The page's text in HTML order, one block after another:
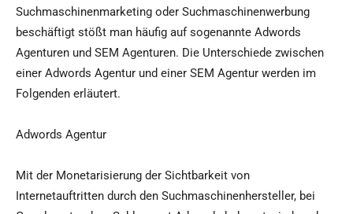
Suchmaschinenmarketing oder Suchmaschinenwerbung
beschäftigt stößt man häufig auf sogenannte Adwords
Agenturen und SEM Agenturen. Die Unterschiede zwischen
einer Adwords Agentur und einer SEM Agentur werden im
Folgenden erläutert.
Adwords Agentur
Mit der Monetarisierung der Sichtbarkeit von
Internetauftritten durch den Suchmaschinenhersteller, bei